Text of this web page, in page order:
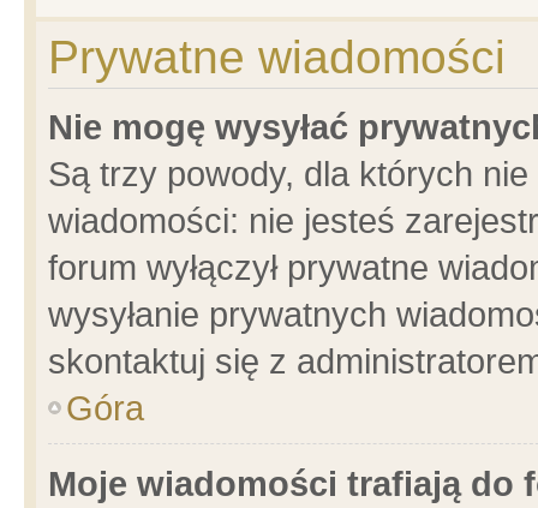
Prywatne wiadomości
Nie mogę wysyłać
Są trzy powody, dla których
wiadomości: nie jesteś
forum wyłączył prywatne
wysyłanie prywatnych
skontaktuj się z
Góra
Moje wiadomości trafiają do